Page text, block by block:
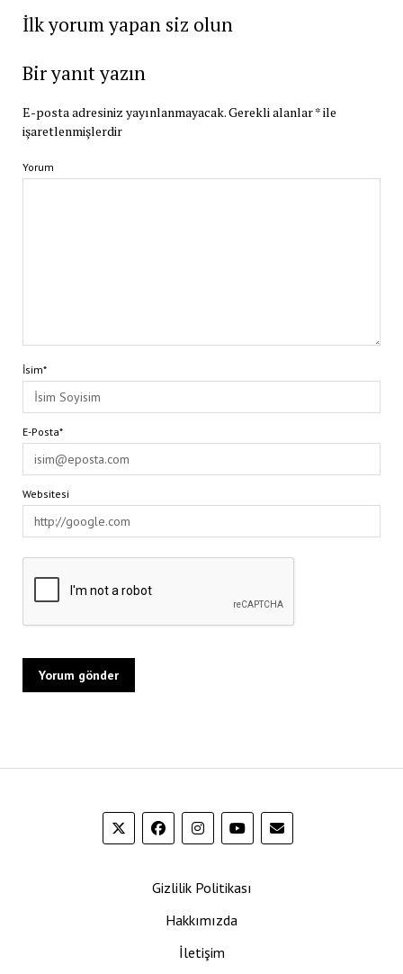
İlk yorum yapan siz olun
Bir yanıt yazın
E-posta adresiniz yayınlanmayacak.Gerekli alanlar*ile
işaretlenmişlerdir
Yorum
İsim*
E-Posta*
Websitesi
Gizlilik Politikası
Hakkımızda
İletişim